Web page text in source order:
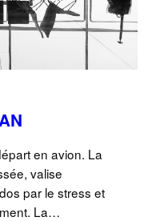
en avion. La
valise
par le stress et
La…